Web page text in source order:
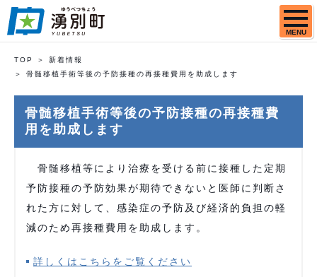
MENU
TOP
新着情報
骨髄移植手術等後の予防接種の再接種費用を助成します
骨髄移植手術等後の予防接種の再接種費
用を助成します
骨髄移植等により治療を受ける前に接種した定期
予防接種の予防効果が期待できないと医師に判断さ
れた方に対して、感染症の予防及び経済的負担の軽
減のため再接種費用を助成します。
詳しくはこちらをご覧ください